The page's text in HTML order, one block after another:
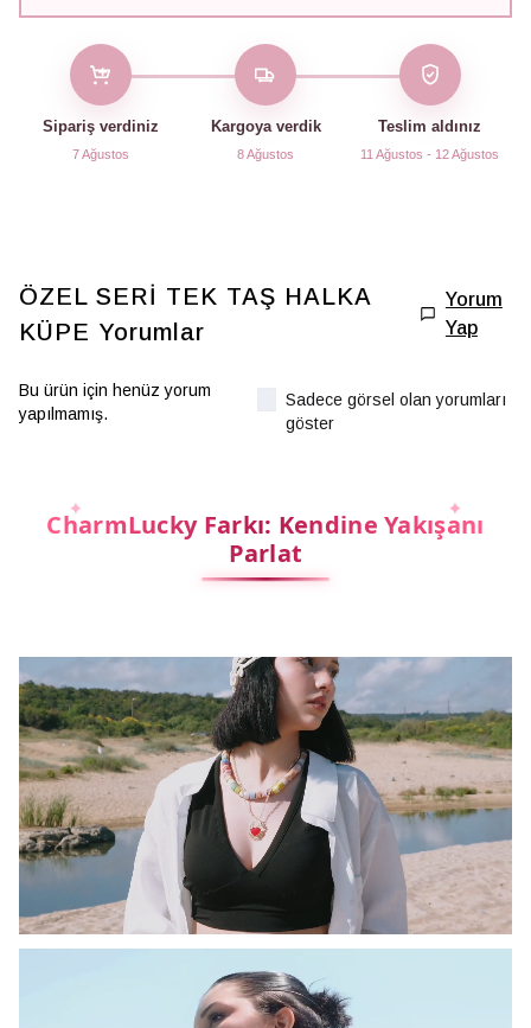
Sipariş verdiniz
7 Ağustos
Kargoya verdik
8 Ağustos
Teslim aldınız
11 Ağustos - 12 Ağustos
ÖZEL SERİ TEK TAŞ HALKA
KÜPE Yorumlar
Yorum
Yap
Bu ürün için henüz yorum
yapılmamış.
Sadece görsel olan yorumları
göster
CharmLucky Farkı: Kendine Yakışanı
Parlat